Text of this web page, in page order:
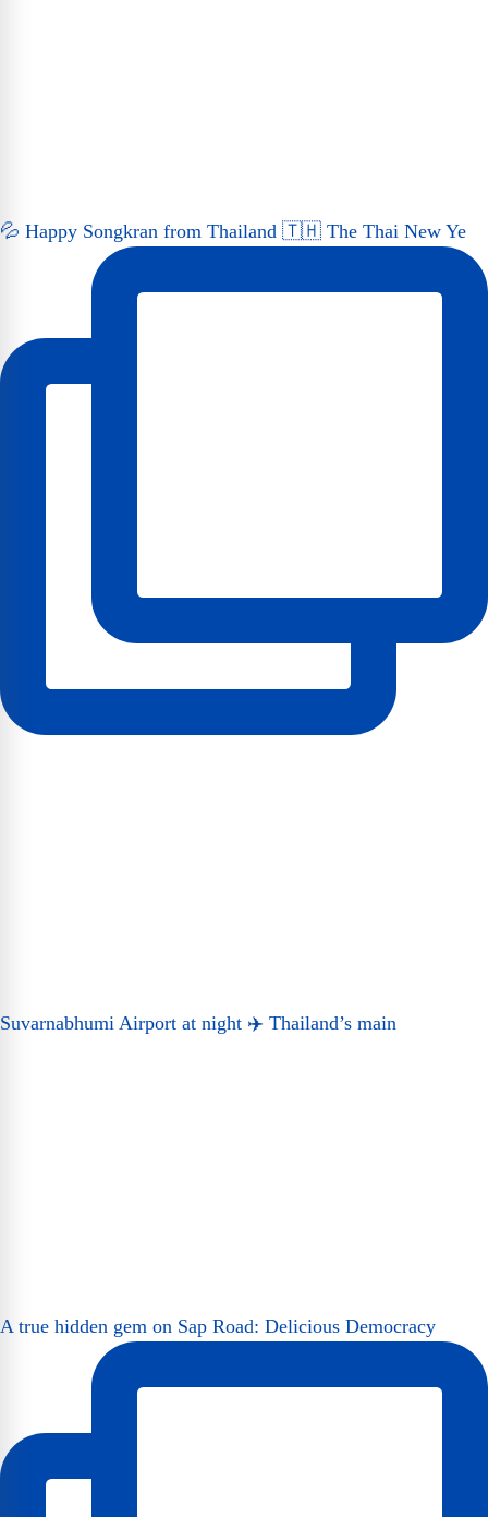
💦 Happy Songkran from Thailand 🇹🇭 The Thai New Ye
Suvarnabhumi Airport at night ✈️ Thailand’s main
A true hidden gem on Sap Road: Delicious Democracy